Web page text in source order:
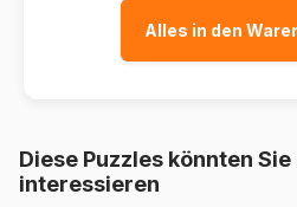
Alles in den
Diese Puzzles könnten
interessieren